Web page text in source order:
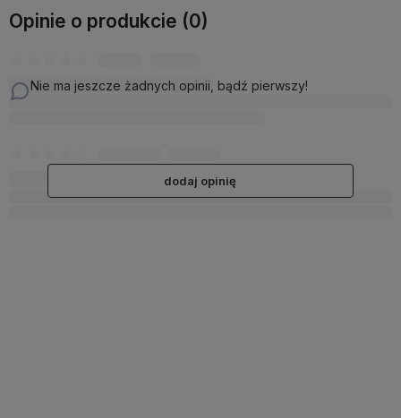
Opinie o produkcie (0)
Nie ma jeszcze żadnych opinii, bądź pierwszy!
dodaj opinię